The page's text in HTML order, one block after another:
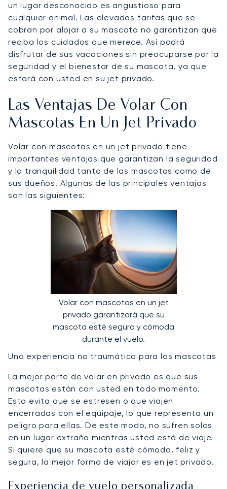
un lugar desconocido es angustioso para
cualquier animal. Las elevadas tarifas que se
cobran por alojar a su mascota no garantizan que
reciba los cuidados que merece. Así podrá
disfrutar de sus vacaciones sin preocuparse por la
seguridad y el bienestar de su mascota, ya que
estará con usted en sujet privado.
Las Ventajas De Volar Con
Mascotas En Un Jet Privado
Volar con mascotas en un jet privado tiene
importantes ventajas que garantizan la seguridad
y la tranquilidad tanto de las mascotas como de
sus dueños. Algunas de las principales ventajas
son las siguientes:
Volar con mascotas en un jet
privado garantizará que su
mascota esté segura y cómoda
durante el vuelo.
Una experiencia no traumática para las mascotas
La mejor parte de volar en privado es que sus
mascotas están con usted en todo momento.
Esto evita que se estresen o que viajen
encerradas con el equipaje, lo que representa un
peligro para ellas. De este modo, no sufren solas
en un lugar extraño mientras usted está de viaje.
Si quiere que su mascota esté cómoda, feliz y
segura, la mejor forma de viajar es en jet privado.